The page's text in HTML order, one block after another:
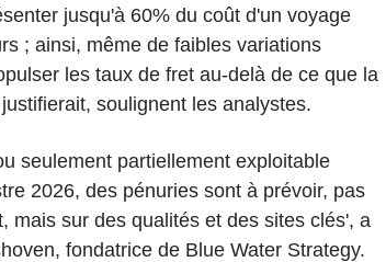
jusqu'à 60% du coût d'un voyage
; ainsi, même de faibles variations
les taux de fret au-delà de ce que la
soulignent les analystes.
seulement partiellement exploitable
2026, des pénuries sont à prévoir, pas
mais sur des qualités et des sites clés', a
fondatrice de Blue Water Strategy.